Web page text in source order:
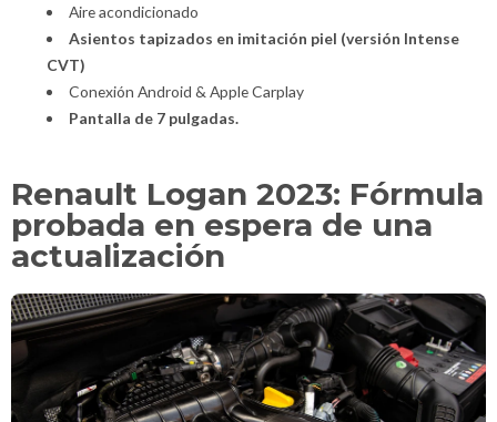
Aire acondicionado
Asientos tapizados en imitación piel (versión Intense
CVT)
Conexión Android & Apple Carplay
Pantalla de 7 pulgadas.
Renault Logan 2023: Fórmula
probada en espera de una
actualización